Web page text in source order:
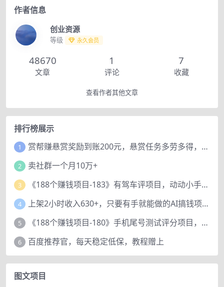
作者信息
创业资源
等级 永久会员
48670
文章
1
评论
7
收藏
查看作者其他文章
排行榜展示
1 赏帮赚悬赏奖励到账200元，悬赏任务多劳多得，人人可做。
2 卖社群一个月10万+
3 《188个赚钱项目-183》有驾车评项目，动动小手，复制粘贴赚44元！
4 上架2小时收入630+，只要有手就能做的AI搞钱项目，奶奶看完都能学会!
5 《188个赚钱项目-180》手机尾号测试评分项目，短视频直播日赚200+
6 百度推荐官，每天稳定低保，教程赠上
图文项目